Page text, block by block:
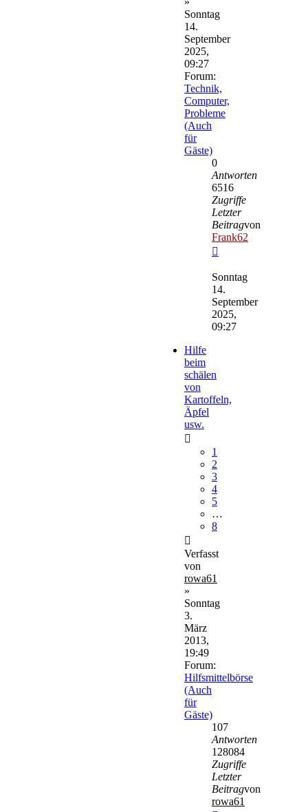
Sonntag
14.
September
2025,
09:27
Forum:
Technik,
Computer,
Probleme
(Auch
für
Gäste)
0
Antworten
6516
Zugriffe
Letzter
Beitragvon
Frank62
Beitrag
Sonntag
14.
September
2025,
09:27
Hilfe
beim
schälen
von
Kartoffeln,
Äpfel
usw.
1
2
3
4
5
…
8
Verfasst
von
rowa61
»
Sonntag
3.
März
2013,
19:49
Forum:
Hilfsmittelbörse
(Auch
für
Gäste)
107
Antworten
128084
Zugriffe
Letzter
Beitragvon
rowa61